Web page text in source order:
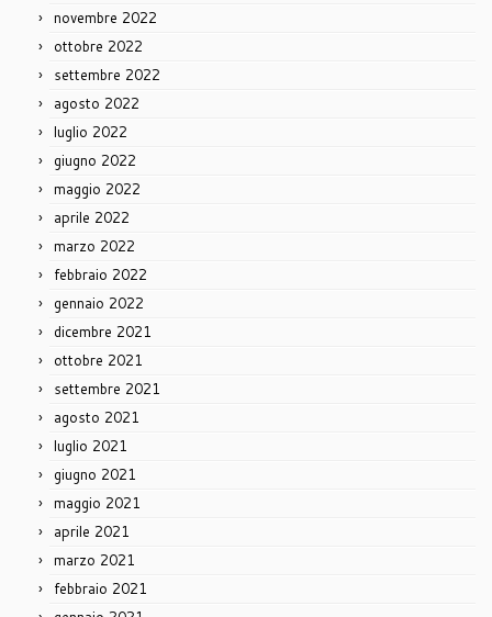
novembre 2022
ottobre 2022
settembre 2022
agosto 2022
luglio 2022
giugno 2022
maggio 2022
aprile 2022
marzo 2022
febbraio 2022
gennaio 2022
dicembre 2021
ottobre 2021
settembre 2021
agosto 2021
luglio 2021
giugno 2021
maggio 2021
aprile 2021
marzo 2021
febbraio 2021